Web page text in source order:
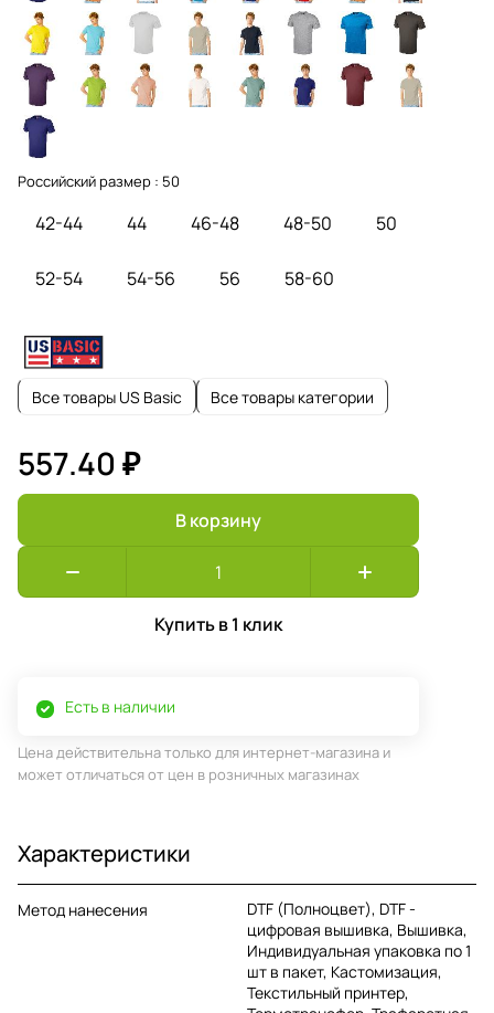
Российский размер : 50
42-44 44 46-48 48-50 50
52-54 54-56 56 58-60
Все товары US Basic Все товары категории
557.40 ₽
В корзину
Купить в 1 клик
Есть в наличии
Цена действительна только для интернет-магазина и
может отличаться от цен в розничных магазинах
Характеристики
Метод нанесения
DTF (Полноцвет), DTF -
цифровая вышивка, Вышивка,
Индивидуальная упаковка по 1
шт в пакет, Кастомизация,
Текстильный принтер,